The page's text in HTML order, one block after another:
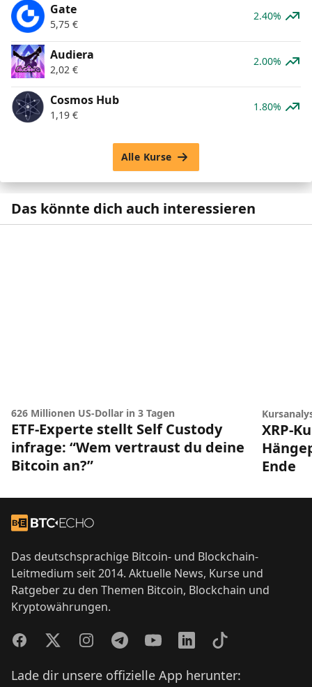
Gate
5,75 €
2.40%
Audiera
2,02 €
2.00%
Cosmos Hub
1,19 €
1.80%
Alle Kurse
Das könnte dich auch interessieren
626 Millionen US-Dollar in 3 Tagen
ETF-Experte stellt Self Custody
infrage: “Wem vertraust du deine
Bitcoin an?”
XRP-
Ende
Zur Startseite
Das deutschsprachige Bitcoin- und Blockchain-
Leitmedium seit 2014. Aktuelle News, Kurse und
Ratgeber zu den Themen Bitcoin, Blockchain und
Kryptowährungen.
FacebookTwitterInstagramTelegramYouTubeLinkedInTikTok
Lade dir unsere offizielle App herunter: